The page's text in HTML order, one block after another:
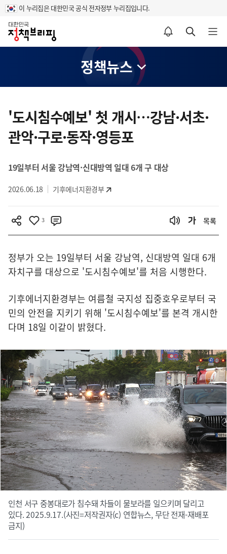
이 누리집은 대한민국 공식 전자정부 누리집입니다.
홈
알림설정 바로가기 검색 바로가기 메뉴 열기
정책뉴스
텐
영
'도시침수예보' 첫 개시…강남·서초·
관악·구로·동작·영등포
19일부터 서울 강남역·신대방역 일대 6개 구 대상
2026.06.18 기후에너지환경부
3 목록
정부가 오는 19일부터 서울 강남역, 신대방역 일대 6개
자치구를 대상으로 '도시침수예보'를 처음 시행한다.
기후에너지환경부는 여름철 국지성 집중호우로부터 국
민의 안전을 지키기 위해 '도시침수예보'를 본격 개시한
다며 18일 이같이 밝혔다.
인천 서구 중봉대로가 침수돼 차들이 물보라를 일으키며 달리고
있다. 2025.9.17.(사진=저작권자(c) 연합뉴스, 무단 전재-재배포
금지)